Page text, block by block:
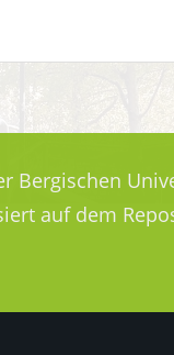
Bergischen
auf dem